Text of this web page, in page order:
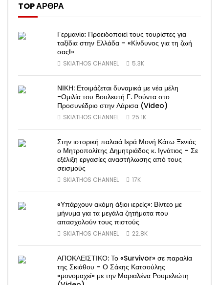
TOP ΑΡΘΡΑ
Γερμανία: Προειδοποιεί τους τουρίστες για
ταξίδια στην Ελλάδα – «Κίνδυνος για τη ζωή
σας!»
SKIATHOS CHANNEL 5.3K
ΝΙΚΗ: Ετοιμάζεται δυναμικά με νέα μέλη
-Ομιλία του Βουλευτή Γ. Ρούντα στο
Προσυνέδριο στην Λάρισα (Video)
SKIATHOS CHANNEL 25.1K
Στην ιστορική παλαιά Ιερά Μονή Κάτω Ξενιάς
ο Μητροπολίτης Δημητριάδος κ. Ιγνάτιος – Σε
εξέλιξη εργασίες αναστήλωσης από τους
σεισμούς
SKIATHOS CHANNEL 17K
«Υπάρχουν ακόμη άξιοι ιερείς»: Βίντεο με
μήνυμα για τα μεγάλα ζητήματα που
απασχολούν τους πιστούς
SKIATHOS CHANNEL 22.8K
ΑΠΟΚΛΕΙΣΤΙΚΟ: Το «Survivor» σε παραλία
της Σκιάθου – Ο Σάκης Κατσούλης
«μονομαχεί» με την Μαριαλένα Ρουμελιώτη